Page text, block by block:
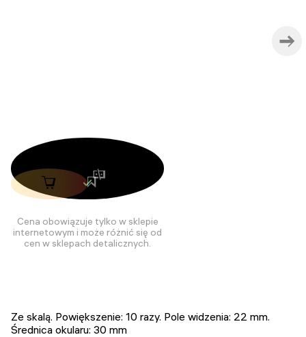
Cena obowiązuje tylko w sklepie
internetowym i może różnić się od
cen w sklepach detalicznych.
Ze skalą. Powiększenie: 10 razy. Pole widzenia: 22 mm.
Średnica okularu: 30 mm